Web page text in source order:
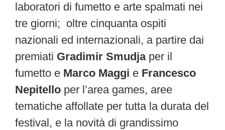
laboratori di fumetto e arte spalmati nei
tre giorni; oltre cinquanta ospiti
nazionali ed internazionali, a partire dai
premiati Gradimir Smudjaper il
fumetto e Marco Maggi e Francesco
Nepitello per l’area games, aree
tematiche affollate per tutta la durata del
festival, e la novità di grandissimo